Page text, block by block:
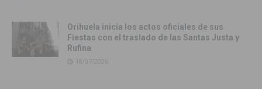
Orihuela inicia los actos oficiales de sus
Fiestas con el traslado de las Santas Justa y
Rufina
18/07/2026